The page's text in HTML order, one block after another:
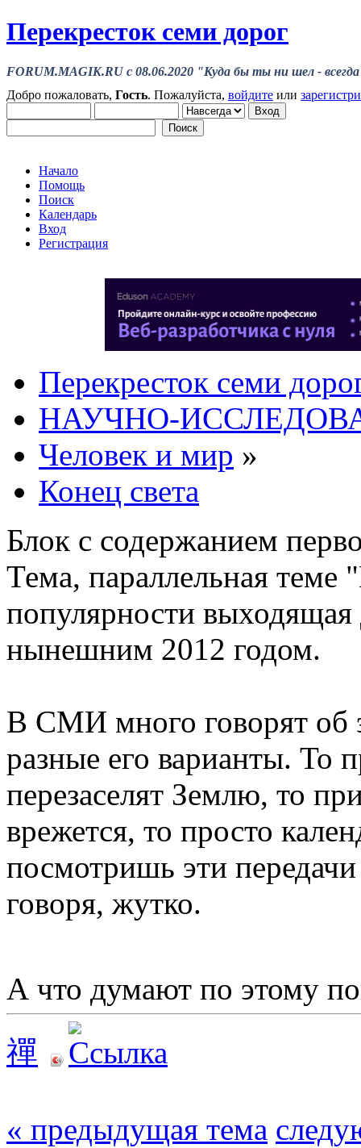
Перекресток семи дорог
FORUM.MAGIK.RU c 08.06.2020 "Куда бы ты ни шел - всегда
Добро пожаловать, Гость. Пожалуйста, войдите или
Начало
Помощь
Поиск
Календарь
Вход
Регистрация
Перекресток семи
НАУЧНО-
Человек и мир »
Конец света
Блок с содержанием
Тема, параллельная теме
популярности выходящая
нынешним 2012 годом.
В СМИ много говорят об
разные его варианты. То
перезаселят Землю, то
врежется, то просто
посмотришь эти
говоря, жутко.
А что думают по этому
禪
« предыдущая тема